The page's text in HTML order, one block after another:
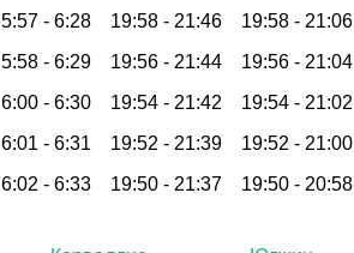
5:57 - 6:28 19:58 - 21:46 19:58 - 21:06
5:58 - 6:29 19:56 - 21:44 19:56 - 21:04
6:00 - 6:30 19:54 - 21:42 19:54 - 21:02
6:01 - 6:31 19:52 - 21:39 19:52 - 21:00
6:02 - 6:33 19:50 - 21:37 19:50 - 20:58